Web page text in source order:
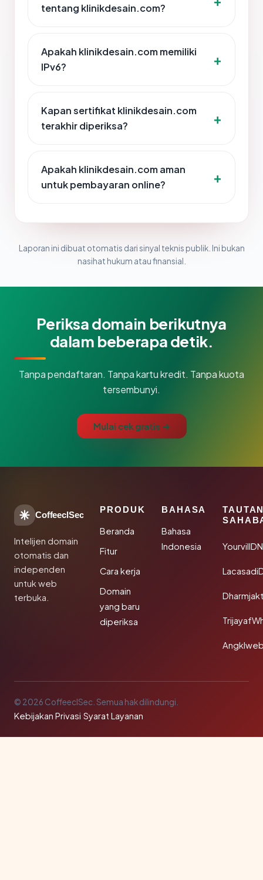
tentang klinikdesain.com?
Apakah klinikdesain.com memiliki
IPv6?
Kapan sertifikat klinikdesain.com
terakhir diperiksa?
Apakah klinikdesain.com aman
untuk pembayaran online?
Laporan ini dibuat otomatis dari sinyal teknis publik. Ini bukan
nasihat hukum atau finansial.
Periksa domain berikutnya
dalam beberapa detik.
Tanpa pendaftaran. Tanpa kartu kredit. Tanpa kuota
tersembunyi.
Mulai cek gratis →
CoffeeclSec
Intelijen domain
otomatis dan
independen
untuk web
terbuka.
PRODUK
Beranda
Fitur
Cara kerja
Domain
yang baru
diperiksa
BAHASA
Bahasa
Indonesia
© 2026 CoffeeclSec. Semua hak dilindungi.
Kebijakan Privasi·Syarat Layanan